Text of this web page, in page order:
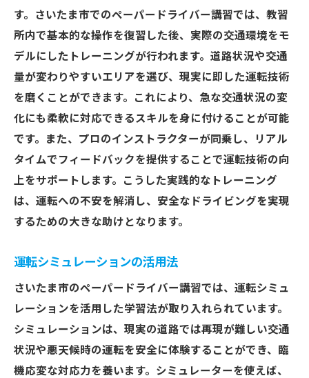
す。さいたま市でのペーパードライバー講習では、教習
所内で基本的な操作を復習した後、実際の交通環境をモ
デルにしたトレーニングが行われます。道路状況や交通
量が変わりやすいエリアを選び、現実に即した運転技術
を磨くことができます。これにより、急な交通状況の変
化にも柔軟に対応できるスキルを身に付けることが可能
です。また、プロのインストラクターが同乗し、リアル
タイムでフィードバックを提供することで運転技術の向
上をサポートします。こうした実践的なトレーニング
は、運転への不安を解消し、安全なドライビングを実現
するための大きな助けとなります。
運転シミュレーションの活用法
さいたま市のペーパードライバー講習では、運転シミュ
レーションを活用した学習法が取り入れられています。
シミュレーションは、現実の道路では再現が難しい交通
状況や悪天候時の運転を安全に体験することができ、臨
機応変な対応力を養います。シミュレーターを使えば、